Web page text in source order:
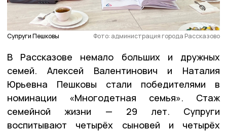
Супруги Пешковы Фото: администрация города Рассказово
В Рассказове немало больших и дружных
семей. Алексей Валентинович и Наталия
Юрьевна Пешковы стали победителями в
номинации «Многодетная семья». Стаж
семейной жизни — 29 лет. Супруги
воспитывают четырёх сыновей и четырёх